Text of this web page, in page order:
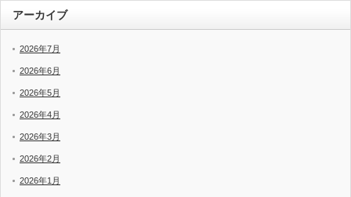
アーカイブ
2026年7月
2026年6月
2026年5月
2026年4月
2026年3月
2026年2月
2026年1月